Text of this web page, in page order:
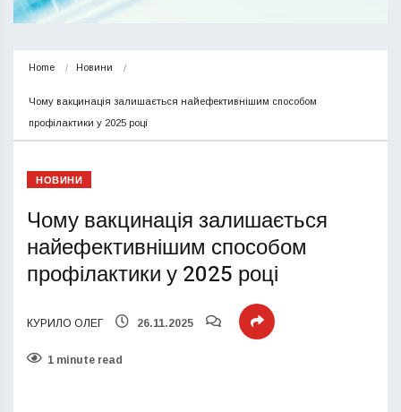
Home Новини
Чому вакцинація залишається найефективнішим способом
профілактики у 2025 році
НОВИНИ
Чому вакцинація залишається
найефективнішим способом
профілактики у 2025 році
КУРИЛО ОЛЕГ 26.11.2025
1 minute read